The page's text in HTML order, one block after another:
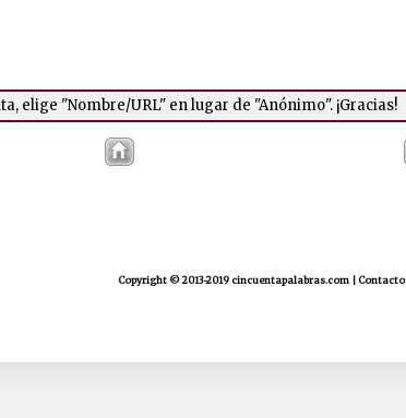
elige "Nombre/URL" en lugar de "Anónimo". ¡Gracias!
Copyright © 2013-2019 cincuentapalabras.com | Contacto